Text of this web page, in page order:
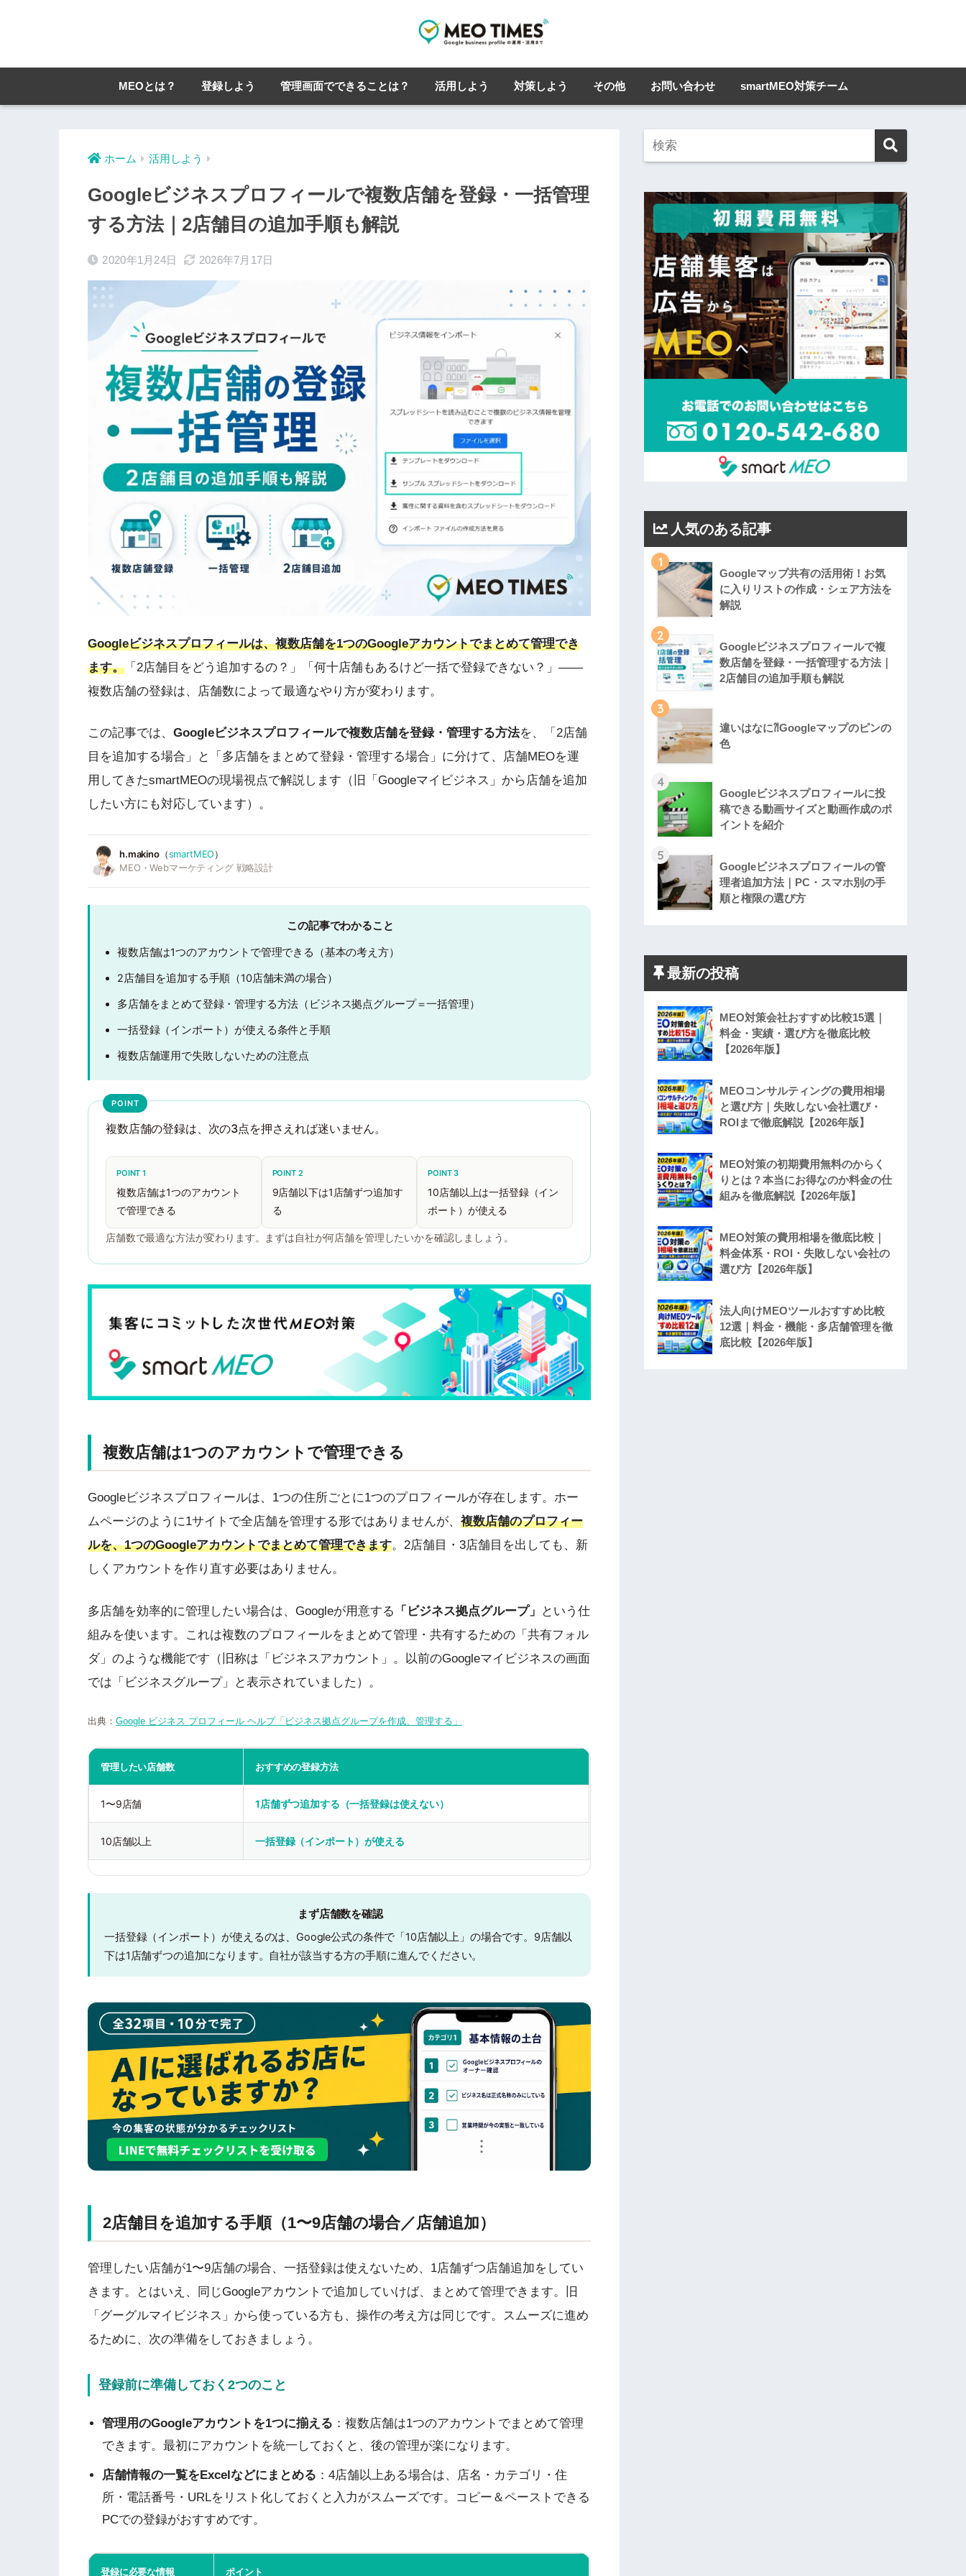
MEOとは？ 登録しよう 管理画面でできることは？ 活用しよう 対策しよう その他 お問い合わせ smartMEO対策チーム
ホーム 活用しよう
Googleビジネスプロフィールで複数店舗を登録・一括管理
する方法｜2店舗目の追加手順も解説
2020年1月24日 2026年7月17日
Googleビジネスプロフィールは、複数店舗を1つのGoogleアカウントでまとめて管理でき
ます。 「2店舗目をどう追加するの？」「何十店舗もあるけど一括で登録できない？」——
複数店舗の登録は、店舗数によって最適なやり方が変わります。
この記事では、 Googleビジネスプロフィールで複数店舗を登録・管理する方法を、「2店舗
目を追加する場合」と「多店舗をまとめて登録・管理する場合」に分けて、店舗MEOを運
用してきたsmartMEOの現場視点で解説します（旧「Googleマイビジネス」から店舗を追加
したい方にも対応しています）。
h.makino（smartMEO）
MEO・Webマーケティング 戦略設計
この記事でわかること
複数店舗は1つのアカウントで管理できる（基本の考え方）
2店舗目を追加する手順（10店舗未満の場合）
多店舗をまとめて登録・管理する方法（ビジネス拠点グループ＝一括管理）
一括登録（インポート）が使える条件と手順
複数店舗運用で失敗しないための注意点
複数店舗の登録は、次の3点を押さえれば迷いません。
POINT 1
複数店舗は1つのアカウント
で管理できる
POINT 2
9店舗以下は1店舗ずつ追加す
る
POINT 3
10店舗以上は一括登録（イン
ポート）が使える
店舗数で最適な方法が変わります。まずは自社が何店舗を管理したいかを確認しましょう。
複数店舗は1つのアカウントで管理できる
Googleビジネスプロフィールは、1つの住所ごとに1つのプロフィールが存在します。ホー
ムページのように1サイトで全店舗を管理する形ではありませんが、 複数店舗のプロフィー
ルを、1つのGoogleアカウントでまとめて管理できます。2店舗目・3店舗目を出しても、新
しくアカウントを作り直す必要はありません。
多店舗を効率的に管理したい場合は、Googleが用意する 「ビジネス拠点グループ」
という仕
組みを使います。これは複数のプロフィールをまとめて管理・共有するための「共有フォル
ダ」のような機能です（旧称は「ビジネスアカウント」。以前のGoogleマイビジネスの画面
では「ビジネスグループ」と表示されていました）。
出典： Google ビジネス プロフィール ヘルプ「ビジネス拠点グループを作成、管理する」
管理したい店舗数 おすすめの登録方法
1〜9店舗 1店舗ずつ追加する（一括登録は使えない）
10店舗以上 一括登録（インポート）が使える
まず店舗数を確認
一括登録（インポート）が使えるのは、Google公式の条件で「10店舗以上」の場合です。9店舗以
下は1店舗ずつの追加になります。自社が該当する方の手順に進んでください。
2店舗目を追加する手順（1〜9店舗の場合／店舗追加）
管理したい店舗が1〜9店舗の場合、一括登録は使えないため、1店舗ずつ店舗追加をしてい
きます。とはいえ、同じGoogleアカウントで追加していけば、まとめて管理できます。旧
「グーグルマイビジネス」から使っている方も、操作の考え方は同じです。スムーズに進め
るために、次の準備をしておきましょう。
登録前に準備しておく2つのこと
管理用のGoogleアカウントを1つに揃える ：複数店舗は1つのアカウントでまとめて管理
できます。最初にアカウントを統一しておくと、後の管理が楽になります。
店舗情報の一覧をExcelなどにまとめる ：4店舗以上ある場合は、店名・カテゴリ・住
所・電話番号・URLをリスト化しておくと入力がスムーズです。コピー＆ペーストできる
PCでの登録がおすすめです。
登録に必要な情報 ポイント
人気のある記事
1
Googleマップ共有の活用術！お気
に入りリストの作成・シェア方法を
解説
2
Googleビジネスプロフィールで複
数店舗を登録・一括管理する方法｜
2店舗目の追加手順も解説
3
違いはなに⁈Googleマップのピンの
色
4
Googleビジネスプロフィールに投
稿できる動画サイズと動画作成のポ
イントを紹介
5
Googleビジネスプロフィールの管
理者追加方法｜PC・スマホ別の手
順と権限の選び方
最新の投稿
MEO対策会社おすすめ比較15選｜
料金・実績・選び方を徹底比較
【2026年版】
MEOコンサルティングの費用相場
と選び方｜失敗しない会社選び・
ROIまで徹底解説【2026年版】
MEO対策の初期費用無料のからく
りとは？本当にお得なのか料金の仕
組みを徹底解説【2026年版】
MEO対策の費用相場を徹底比較｜
料金体系・ROI・失敗しない会社の
選び方【2026年版】
法人向けMEOツールおすすめ比較
12選｜料金・機能・多店舗管理を徹
底比較【2026年版】